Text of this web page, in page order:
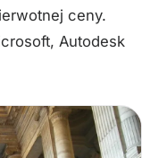
ceny.
Autodesk